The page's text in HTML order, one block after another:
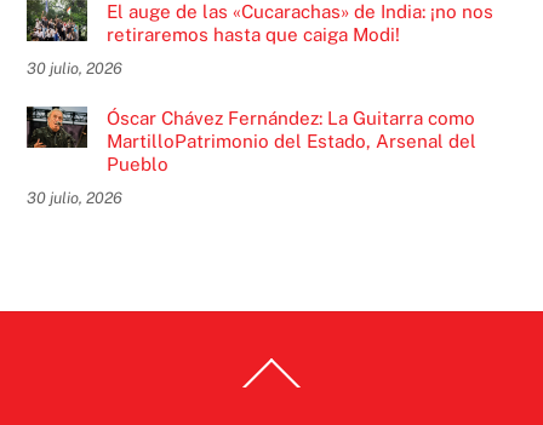
El auge de las «Cucarachas» de India: ¡no nos
retiraremos hasta que caiga Modi!
30 julio, 2026
Óscar Chávez Fernández: La Guitarra como
MartilloPatrimonio del Estado, Arsenal del
Pueblo
30 julio, 2026
To